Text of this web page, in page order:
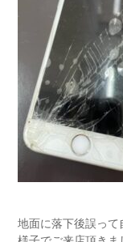
地面に落下後誤っ